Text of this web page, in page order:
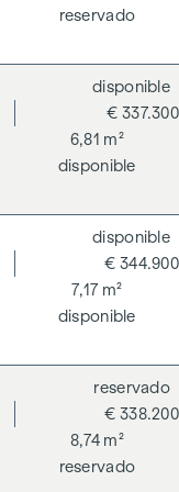
son el
estrategia holística
de Construcción
que abarcan
En la
principales
que, a menos
deberá abonar
según las
Inmobiliarios
precio de compra
también se
que se le ha
reservado
6,81 m²
€ 337.300
disponible
disponible
7,17 m²
€ 344.900
disponible
disponible
8,74 m²
€ 338.200
reservado
reservado